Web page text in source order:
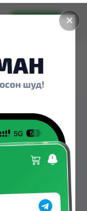
✕
Установить